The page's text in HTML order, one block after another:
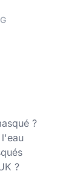
?
l'eau
?